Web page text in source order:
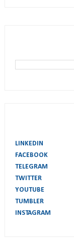
LINKEDIN
FACEBOOK
TELEGRAM
TWITTER
YOUTUBE
TUMBLER
INSTAGRAM